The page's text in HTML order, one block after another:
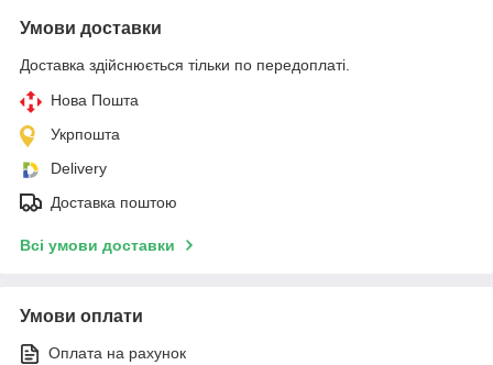
Умови доставки
Доставка здійснюється тільки по передоплаті.
Нова Пошта
Укрпошта
Delivery
Доставка поштою
Всі умови доставки
Умови оплати
Оплата на рахунок